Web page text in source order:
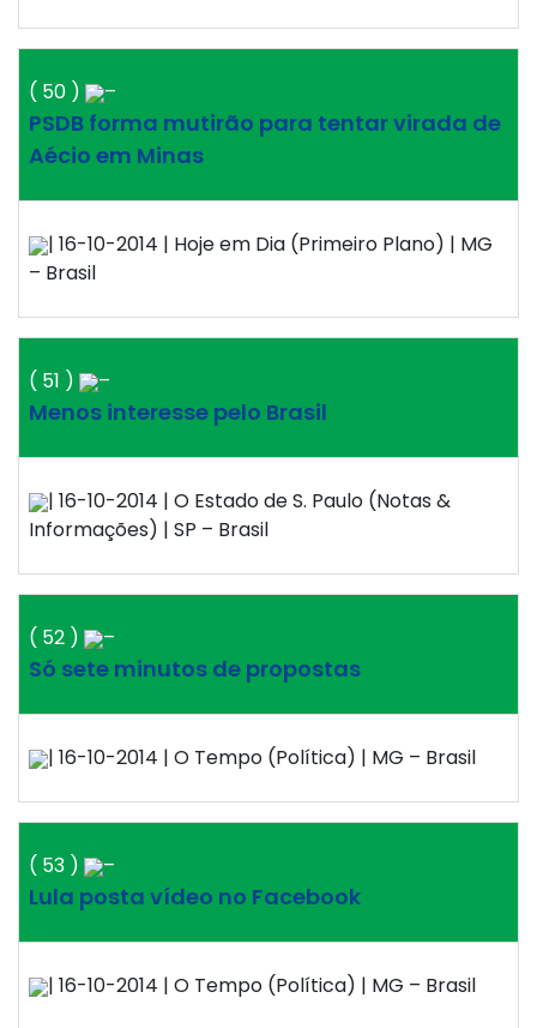
( 50 ) –
PSDB forma mutirão para tentar virada de
Aécio em Minas
| 16-10-2014 | Hoje em Dia (Primeiro Plano) | MG
– Brasil
( 51 ) –
Menos interesse pelo Brasil
| 16-10-2014 | O Estado de S. Paulo (Notas &
Informações) | SP – Brasil
( 52 ) –
Só sete minutos de propostas
| 16-10-2014 | O Tempo (Política) | MG – Brasil
( 53 ) –
Lula posta vídeo no Facebook
| 16-10-2014 | O Tempo (Política) | MG – Brasil